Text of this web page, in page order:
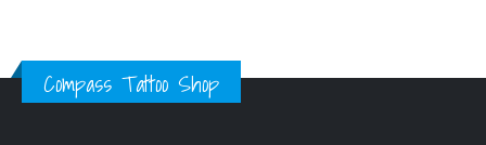
Compass Tattoo Shop